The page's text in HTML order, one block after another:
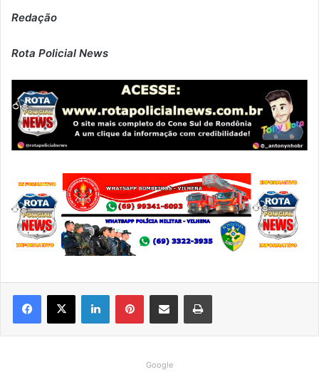
Redação
Rota Policial News
Google